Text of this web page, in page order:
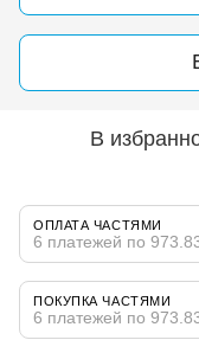
В
ОПЛАТА ЧАСТЯМИ
6 платежей по
ПОКУПКА ЧАСТЯМИ
6 платежей по